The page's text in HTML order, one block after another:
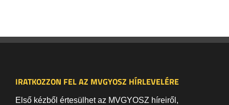
IRATKOZZON FEL AZ MVGYOSZ HÍRLEVELÉRE
Első kézből értesülhet az MVGYOSZ híreiről,